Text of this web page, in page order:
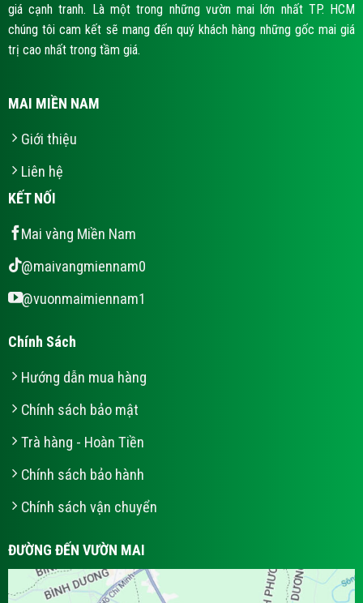
giá cạnh tranh. Là một trong những vườn mai lớn nhất TP. HCM
chúng tôi cam kết sẽ mang đến quý khách hàng những gốc mai giá
trị cao nhất trong tầm giá.
MAI MIỀN NAM
Giới thiệu
Liên hệ
KẾT NỐI
Mai vàng Miền Nam
@maivangmiennam0
@vuonmaimiennam1
Chính Sách
Hướng dẫn mua hàng
Chính sách bảo mật
Trà hàng - Hoàn Tiền
Chính sách bảo hành
Chính sách vận chuyển
ĐƯỜNG ĐẾN VƯỜN MAI